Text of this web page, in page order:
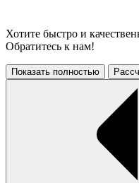
Хотите быстро и
Обратитесь к нам!
Показать полностью